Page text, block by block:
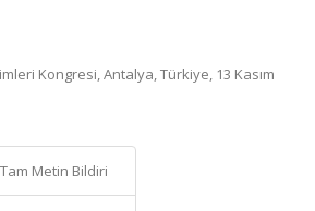
Kongresi, Antalya, Türkiye, 13 Kasım
Metin Bildiri